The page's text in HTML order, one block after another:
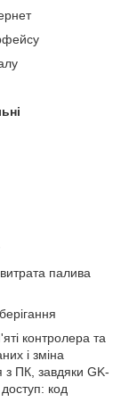
палива
контролера та
і зміна
з ПК, завдяки GK-
код